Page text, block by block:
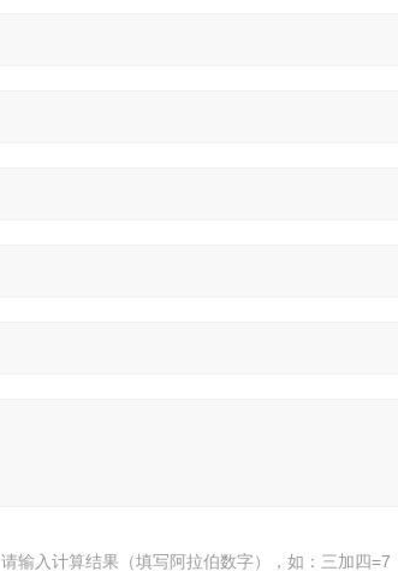
请输入计算结果（填写阿拉伯数字），如：三加四=7